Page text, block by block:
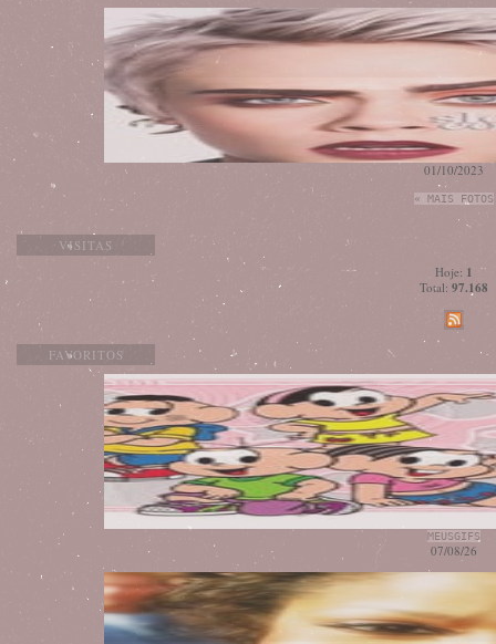
01/10/2023
« MAIS FOTOS
VISITAS
Hoje: 1
Total: 97.168
FAVORITOS
MEUSGIFS
07/08/26